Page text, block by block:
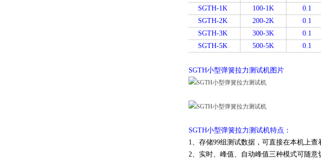
SGTH-1K
100-1K 0.1
SGTH-2K 200-2K
0.1
SGTH-3K
300-3K
0.1
SGTH-5K
500-5K 0.1
SGTH小型弹簧拉力测试机图片
SGTH小型弹簧拉力测试机特点：
1、存储99组测试数据，可直接在本机上查
2、实时、峰值、自动峰值三种模式可随意